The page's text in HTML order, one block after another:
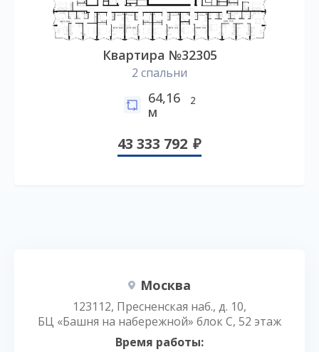
Квартира №32305
2 спальни
64,16
м
2
43 333 792
Москва
123112, Пресненская наб., д. 10,
БЦ «Башня на набережной» блок С, 52 этаж
Время работы: